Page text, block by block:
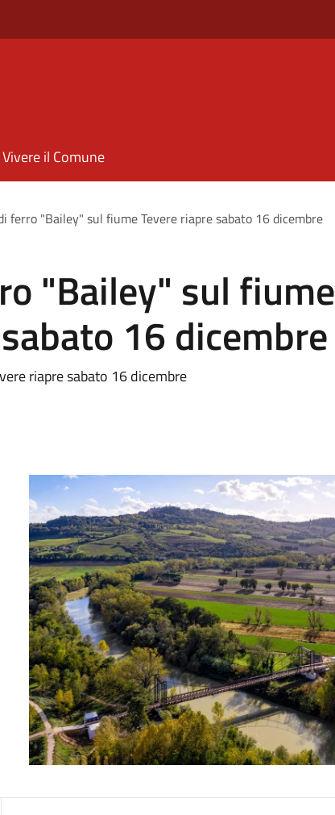
Vivere il Comune
ferro "Bailey" sul fiume Tevere riapre sabato 16 dicembre
"Bailey" sul fiume
16 dicembre
riapre sabato 16 dicembre